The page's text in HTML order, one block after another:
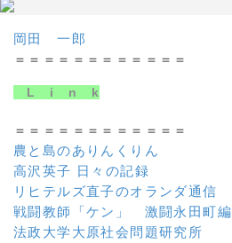
岡田 一郎
＝＝＝＝＝＝＝＝＝＝＝＝
L i n k
＝＝＝＝＝＝＝＝＝＝＝＝
農と島のありんくりん
高沢英子 日々の記録
リヒテルズ直子のオランダ通信
戦闘教師「ケン」 激闘永田町編
法政大学大原社会問題研究所